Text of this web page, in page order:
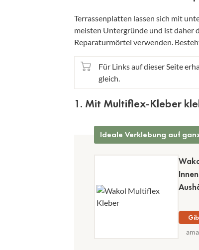
Terrassenplatten lassen sich mit
meisten Untergründe und ist daher
Reparaturmörtel verwenden.
Für Links auf dieser Seite
gleich.
1. Mit Multiflex-Kleber
Ideale Verklebung auf